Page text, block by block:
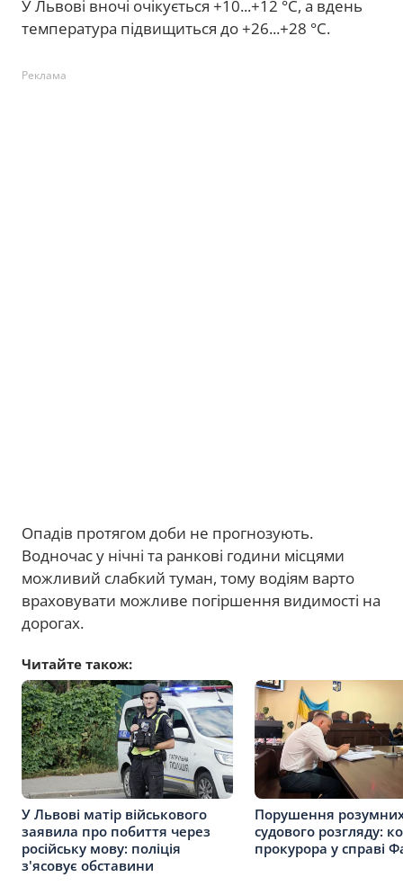
У Львові вночі очікується +10...+12 °C, а вдень
температура підвищиться до +26...+28 °C.
Реклама
Опадів протягом доби не прогнозують.
Водночас у нічні та ранкові години місцями
можливий слабкий туман, тому водіям варто
враховувати можливе погіршення видимості на
дорогах.
Читайте також:
У Львові матір військового
заявила про побиття через
російську мову: поліція
з'ясовує обставини
Порушення розумних
судового розгляду:
прокурора у справі